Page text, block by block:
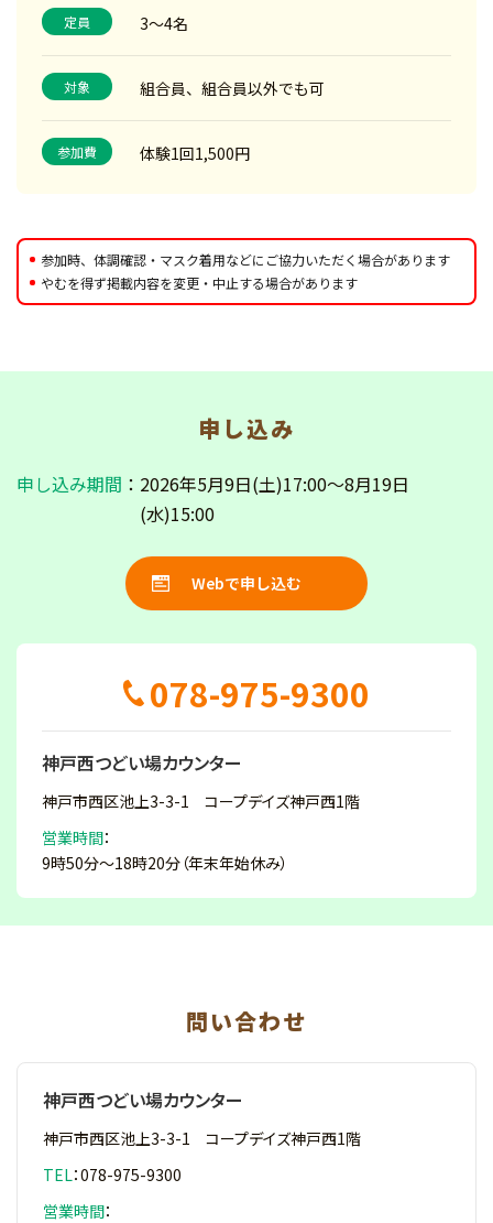
定員 3～4名
対象 組合員、組合員以外でも可
参加費 体験1回1,500円
参加時、体調確認・マスク着用などにご協力いただく場合があります
やむを得ず掲載内容を変更・中止する場合があります
申し込み
申し込み期間 ：2026年5月9日(土)17:00～8月19日
(水)15:00
Webで申し込む
078-975-9300
神戸西つどい場カウンター
神戸市西区池上3-3-1 コープデイズ神戸西1階
営業時間：
9時50分～18時20分（年末年始休み）
問い合わせ
神戸西つどい場カウンター
神戸市西区池上3-3-1 コープデイズ神戸西1階
TEL：078-975-9300
営業時間：